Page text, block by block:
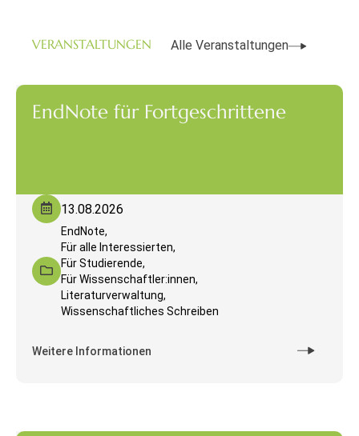
VERANSTALTUNGEN Alle Veranstaltungen
EndNote für Fortgeschrittene
13.08.2026
EndNote,
Für alle Interessierten,
Für Studierende,
Für Wissenschaftler:innen,
Literaturverwaltung,
Wissenschaftliches Schreiben
Weitere Informationen